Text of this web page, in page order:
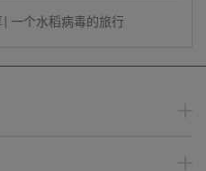
一个水稻病毒的旅行